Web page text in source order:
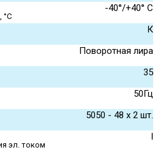
°С
-40°/+40° С
К
Поворотная лира
35
50Гц
5050 - 48 x 2 шт.
эл. током
I